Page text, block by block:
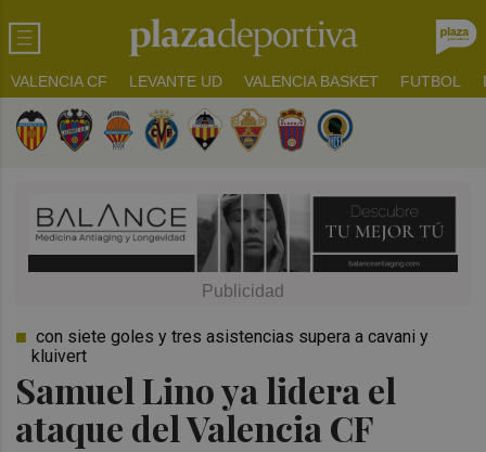
VALENCIA CF LEVANTE UD VALENCIA BASKET FUTBOL
Samuel Lino ya lidera el
ataque del Valencia CF
con siete goles y tres asistencias supera a cavani y
kluivert